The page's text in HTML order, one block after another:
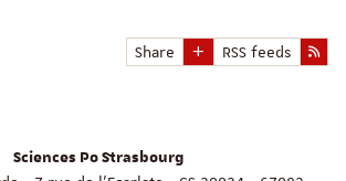
Share RSS feeds
Sciences Po Strasbourg